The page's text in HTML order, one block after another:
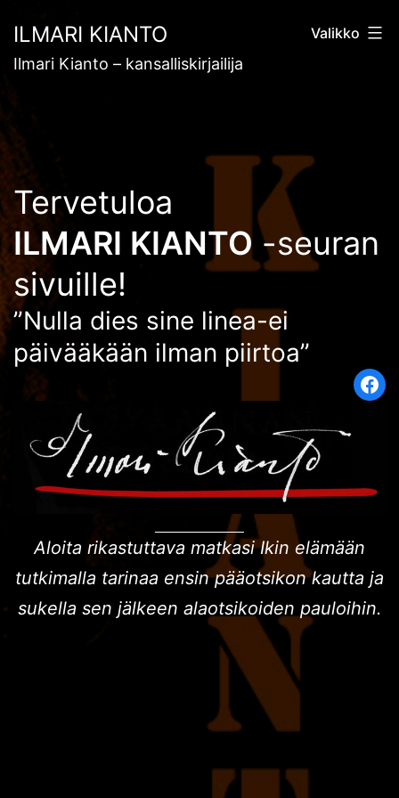
sisältöön
ILMARI KIANTO
Ilmari Kianto – kansalliskirjailija
Valikko
Tervetuloa
ILMARI KIANTO -seuran
sivuille!
”Nulla dies sine linea-ei
päivääkään ilman piirtoa”
Aloita rikastuttava matkasi Ikin elämään
tutkimalla tarinaa ensin pääotsikon kautta ja
sukella sen jälkeen alaotsikoiden pauloihin.